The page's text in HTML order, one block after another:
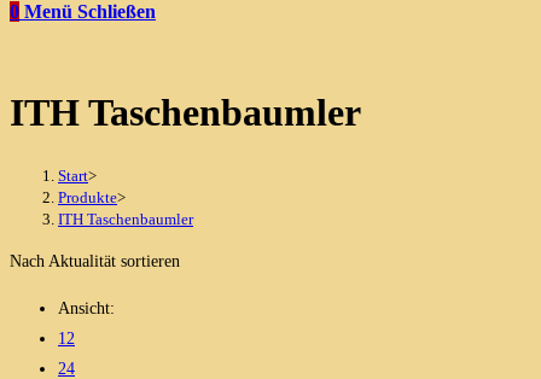
0 Menü Schließen
ITH Taschenbaumler
Start>
Produkte>
ITH Taschenbaumler
Nach Aktualität sortieren
Ansicht:
12
24